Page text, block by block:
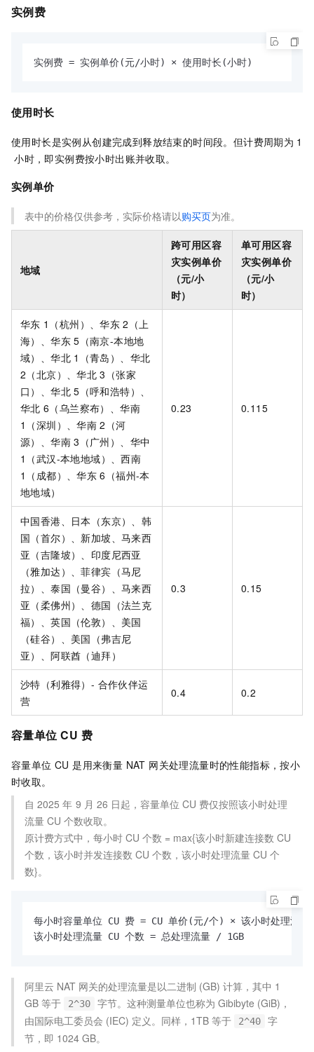
实例费
实例费 = 实例单价(元/小时) × 使用时长(小时)
使用时长
使用时长是实例从创建完成到释放结束的时间段。但计费周期为 1
小时，即实例费按小时出账并收取。
实例单价
表中的价格仅供参考，实际价格请以购买页为准。
地域
跨可用区容
灾实例单价
（元/小
时）
单可用区容
灾实例单价
（元/小
时）
华东 1（杭州）、华东 2（上
海）、华东 5（南京-本地地
域）、华北 1（青岛）、华北
2（北京）、华北 3（张家
口）、华北 5（呼和浩特）、
华北 6（乌兰察布）、华南
1（深圳）、华南 2（河
源）、华南 3（广州）、 华中
1（武汉-本地地域）、西南
1（成都） 、华东 6（福州-本
地地域）
0.23 0.115
中国香港、日本（东京）、韩
国（首尔）、新加坡、马来西
亚（吉隆坡）、印度尼西亚
（雅加达）、菲律宾（马尼
拉）、泰国（曼谷）、马来西
亚（柔佛州）、德国（法兰克
福）、英国（伦敦）、美国
（硅谷）、美国（弗吉尼
亚）、阿联酋（迪拜）
0.3 0.15
沙特（利雅得）- 合作伙伴运
营
0.4 0.2
容量单位 CU 费
容量单位 CU 是用来衡量 NAT 网关处理流量时的性能指标，按小
时收取。
自 2025 年 9 月 26 日起，容量单位 CU 费仅按照该小时处理
流量 CU 个数收取。
原计费方式中，每小时 CU 个数 = max{该小时新建连接数 CU
个数，该小时并发连接数 CU 个数，该小时处理流量 CU 个
数}。
每小时容量单位 CU 费 = CU 单价(元/个) × 该小时处理流量
该小时处理流量 CU 个数 = 总处理流量 / 1GB
阿里云 NAT 网关的处理流量是以二进制 (GB) 计算，其中 1
GB 等于
2^30
字节。这种测量单位也称为 Gibibyte (GiB)，
由国际电工委员会 (IEC) 定义。同样，1TB 等于
2^40
字
节，即 1024 GB。